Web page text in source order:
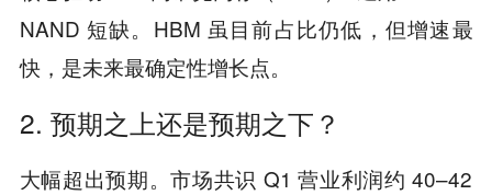
NAND 短缺。HBM 虽目前占比仍低，但增速最
快，是未来最确定性增长点。
2. 预期之上还是预期之下？
大幅超出预期。市场共识 Q1 营业利润约 40–42